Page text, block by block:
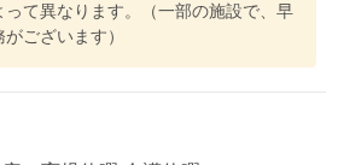
て異なります。（一部の施設で、早
ございます）